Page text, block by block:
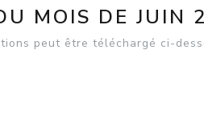
MOIS DE JUIN
peut être téléchargé ci-